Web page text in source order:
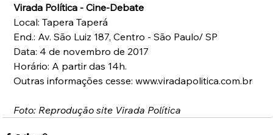
Virada Política - Cine-Debate
Local: Tapera Taperá
End.: Av. São Luiz 187, Centro - São Paulo/ SP
Data: 4 de novembro de 2017
Horário: A partir das 14h.
Outras informações cesse: www.viradapolitica.com.br
Foto: Reprodução site Virada Política